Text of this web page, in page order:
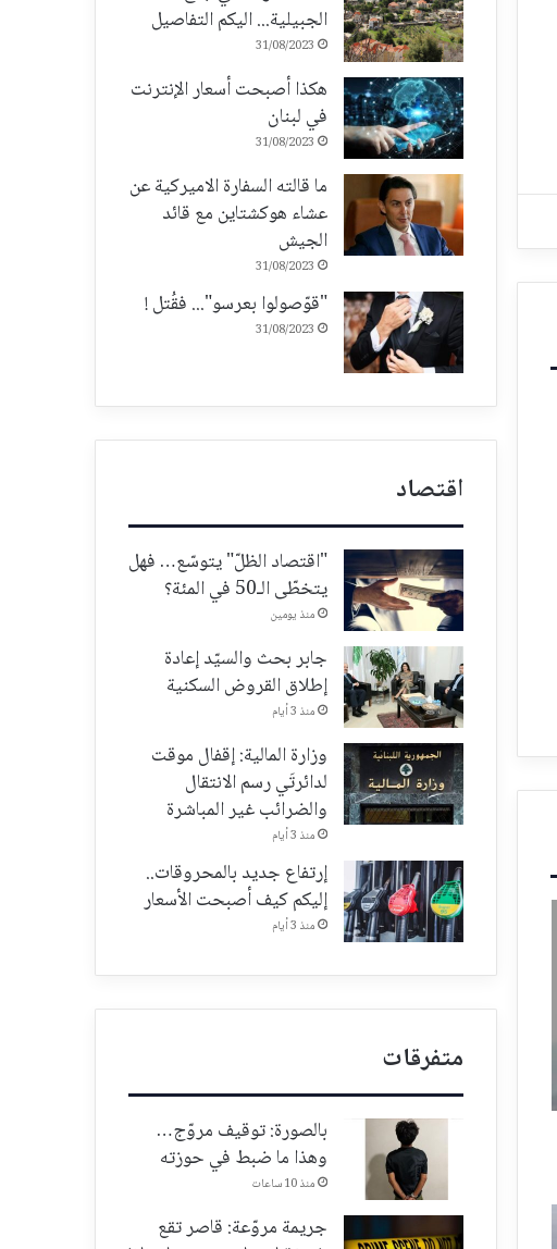
الجبيلية... اليكم التفاصيل
31/08/2023
هكذا أصبحت أسعار الإنترنت
في لبنان
31/08/2023
ما قالته السفارة الاميركية عن
عشاء هوكشتاين مع قائد
الجيش
31/08/2023
"قوّصولوا بعرسو"... فقُتل !
31/08/2023
اقتصاد
"اقتصاد الظلّ" يتوسّع… فهل
يتخطّى الـ50 في المئة؟
منذ يومين
جابر بحث والسيّد إعادة
إطلاق القروض السكنية
منذ 3 أيام
وزارة المالية: إقفال موقت
لدائرتَي رسم الانتقال
والضرائب غير المباشرة
منذ 3 أيام
إرتفاع جديد بالمحروقات..
إليكم كيف أصبحت الأسعار
منذ 3 أيام
متفرقات
بالصورة: توقيف مروّج…
وهذا ما ضبط في حوزته
منذ 10 ساعات
جريمة مروّعة: قاصر تقع